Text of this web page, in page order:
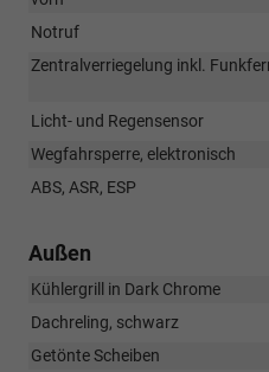
Notruf
Zentralverriegelung inkl.
Licht- und Regensensor
Wegfahrsperre, elektronisch
ABS, ASR, ESP
Außen
Kühlergrill in Dark Chrome
Dachreling, schwarz
Getönte Scheiben